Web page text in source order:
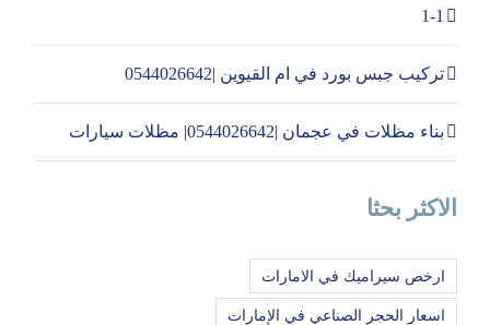
1-1
تركيب جبس بورد في ام القيوين |0544026642
بناء مظلات في عجمان |0544026642| مظلات سيارات
الاكثر بحثا
ارخص سيراميك في الامارات
اسعار الحجر الصناعي في الإمارات